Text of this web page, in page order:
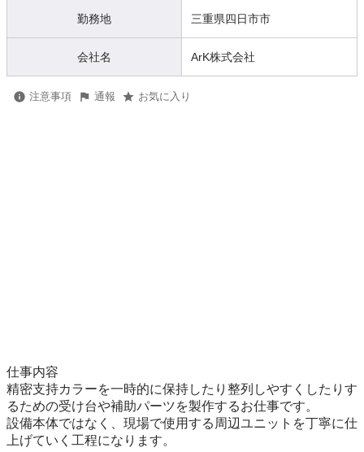
勤務地 三重県四日市市
会社名 ArK株式会社
注意事項 通報 お気に入り
仕事内容
精密支持カラーを一時的に保持したり整列しやすくしたりす
るための受け台や補助パーツを製作するお仕事です。
設備本体ではなく、現場で使用する周辺ユニットを丁寧に仕
上げていく工程になります。